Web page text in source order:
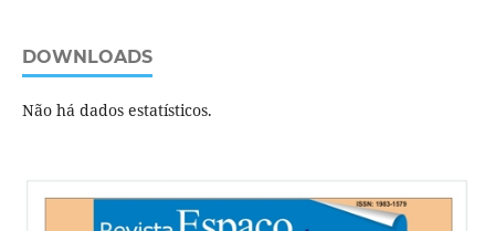
DOWNLOADS
Não há dados estatísticos.